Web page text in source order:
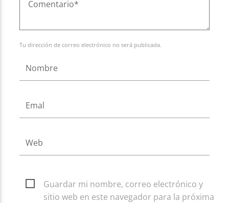
Tu dirección de correo electrónico no será publicada.
Guardar mi nombre, correo electrónico y
sitio web en este navegador para la próxima